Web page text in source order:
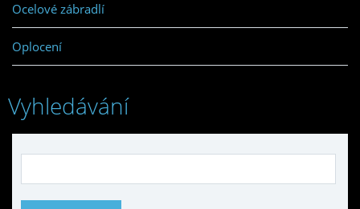
Ocelové zábradlí
Oplocení
Vyhledávání